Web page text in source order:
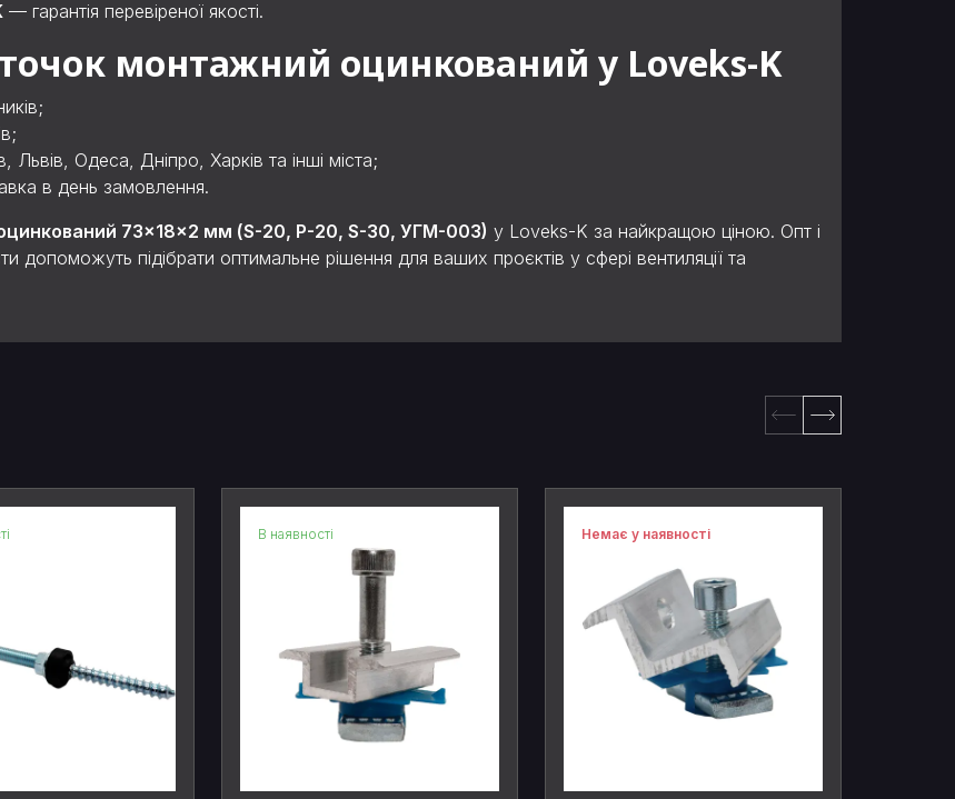
— гарантія перевіреної якості.
монтажний оцинкований у Loveks-K
Одеса, Дніпро, Харків та інші міста;
в день замовлення.
73×18×2 мм (S-20, P-20, S-30, УГМ-003) у Loveks-K за найкращою ціною. Опт і
допоможуть підібрати оптимальне рішення для ваших проєктів у сфері вентиляції та
В наявності Немає у наявності